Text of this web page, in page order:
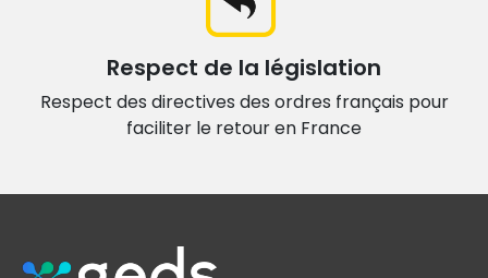
Respect de la législation
Respect des directives des ordres français pour
faciliter le retour en France